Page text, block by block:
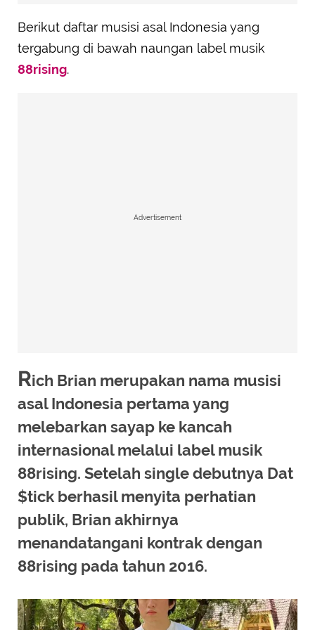
Berikut daftar musisi asal Indonesia yang
tergabung di bawah naungan label musik
88rising.
Advertisement
Rich Brian merupakan nama musisi
asal Indonesia pertama yang
melebarkan sayap ke kancah
internasional melalui label musik
88rising. Setelah single debutnya Dat
$tick berhasil menyita perhatian
publik, Brian akhirnya
menandatangani kontrak dengan
88rising pada tahun 2016.